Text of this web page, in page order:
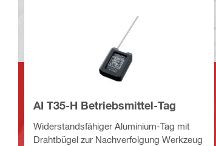
AI T35-H Betriebsmittel-Tag
Widerstandsfähiger Aluminium-Tag mit
Drahtbügel zur Nachverfolgung Werkzeug